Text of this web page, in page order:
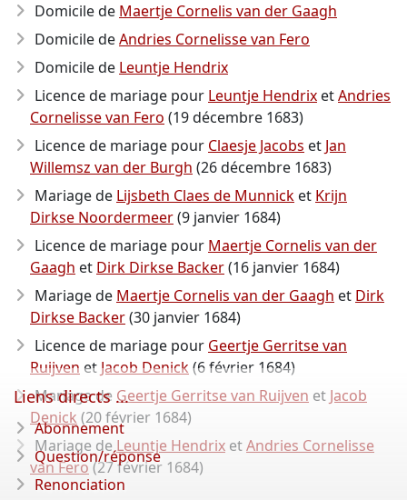
Domicile de Maertje Cornelis van der Gaagh
Domicile deAndries Cornelisse van Fero
Domicile de Leuntje Hendrix
Licence de mariage pour Leuntje Hendrix etAndries
Cornelisse van Fero (19 décembre 1683)
Licence de mariage pour Claesje Jacobs et Jan
Willemsz van der Burgh (26 décembre 1683)
Mariage de Lijsbeth Claes de Munnick et Krijn
Dirkse Noordermeer(9 janvier 1684)
Licence de mariage pour Maertje Cornelis van der
Gaagh et Dirk Dirkse Backer(16 janvier 1684)
Mariage de Maertje Cornelis van der Gaagh et Dirk
Dirkse Backer(30 janvier 1684)
Licence de mariage pour Geertje Gerritse van
Ruijven et Jacob Denick (6 février 1684)
Mariage de Geertje Gerritse van Ruijven et Jacob
Denick (20 février 1684)
Mariage deLeuntje Hendrix etAndries Cornelisse
van Fero(27 février 1684)
Liens directs ...
Abonnement
Question/réponse
Renonciation